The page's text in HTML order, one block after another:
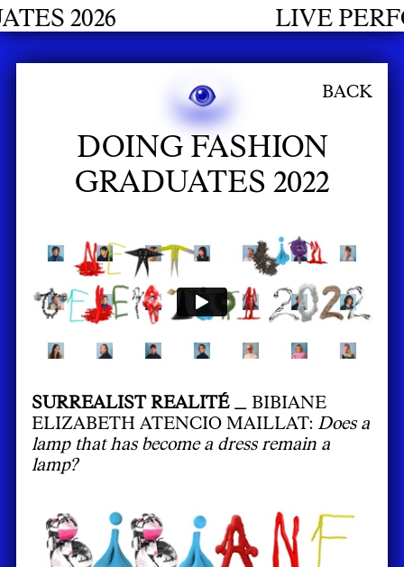
LIVE PERFORMANCES
BACK
DOING FASHION
GRADUATES 2022
SURREALIST REALITÉ _
BIBIANE
ELIZABETH ATENCIO MAILLAT: Does a
lamp that has become a dress remain a
lamp?